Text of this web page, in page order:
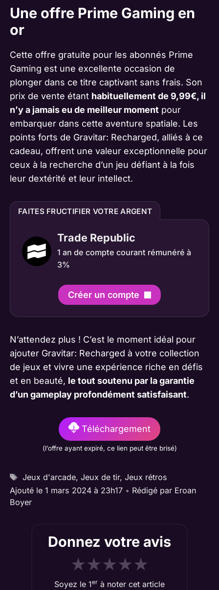
Une offre Prime Gaming en
or
Cette offre gratuite pour les abonnés Prime
Gaming est une excellente occasion de
plonger dans ce titre captivant sans frais. Son
prix de vente étant habituellement de 9,99€, il
n’y a jamais eu de meilleur moment pour
embarquer dans cette aventure spatiale. Les
points forts de Gravitar: Recharged, alliés à ce
cadeau, offrent une valeur exceptionnelle pour
ceux à la recherche d’un jeu défiant à la fois
leur dextérité et leur intellect.
FAITES FRUCTIFIER VOTRE ARGENT
Trade Republic
1 an de compte courant rémunéré à
3%
Créer un compte
N’attendez plus ! C’est le moment idéal pour
ajouter Gravitar: Recharged à votre collection
de jeux et vivre une expérience riche en défis
et en beauté, le tout soutenu par la garantie
d’un gameplay profondément satisfaisant.
Téléchargement
(l’offre ayant expiré, ce lien peut être brisé)
Étiquettes
Jeux d'arcade, Jeux de tir, Jeux rétros
Ajouté le 1 mars 2024 à 23h17 • Rédigé par Eroan
Boyer
Donnez votre avis
★★★★★
Soyez le 1er à noter cet article